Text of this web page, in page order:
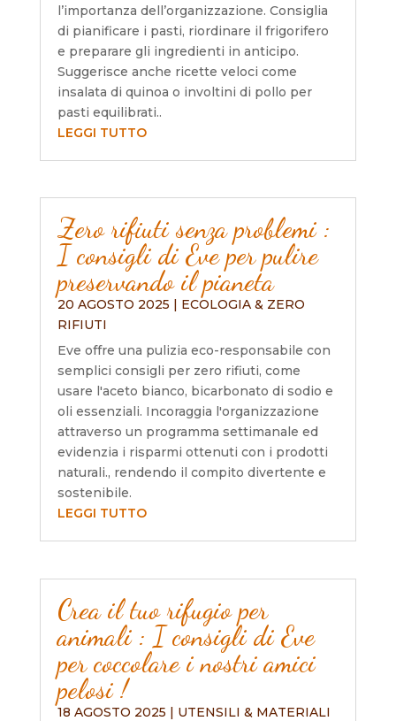
l’importanza dell’organizzazione. Consiglia
di pianificare i pasti, riordinare il frigorifero
e preparare gli ingredienti in anticipo.
Suggerisce anche ricette veloci come
insalata di quinoa o involtini di pollo per
pasti equilibrati..
LEGGI TUTTO
Zero rifiuti senza problemi :
I consigli di Eve per pulire
preservando il pianeta
20 AGOSTO 2025
ECOLOGIA & ZERO
RIFIUTI
Eve offre una pulizia eco-responsabile con
semplici consigli per zero rifiuti, come
usare l'aceto bianco, bicarbonato di sodio e
oli essenziali. Incoraggia l'organizzazione
attraverso un programma settimanale ed
evidenzia i risparmi ottenuti con i prodotti
naturali., rendendo il compito divertente e
sostenibile.
LEGGI TUTTO
Crea il tuo rifugio per
animali : I consigli di Eve
per coccolare i nostri amici
pelosi !
18 AGOSTO 2025 | UTENSILI & MATERIALI